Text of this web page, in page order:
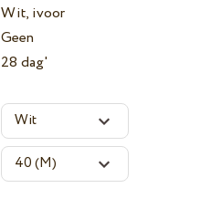
Wit, ivoor
Geen
28 dag'